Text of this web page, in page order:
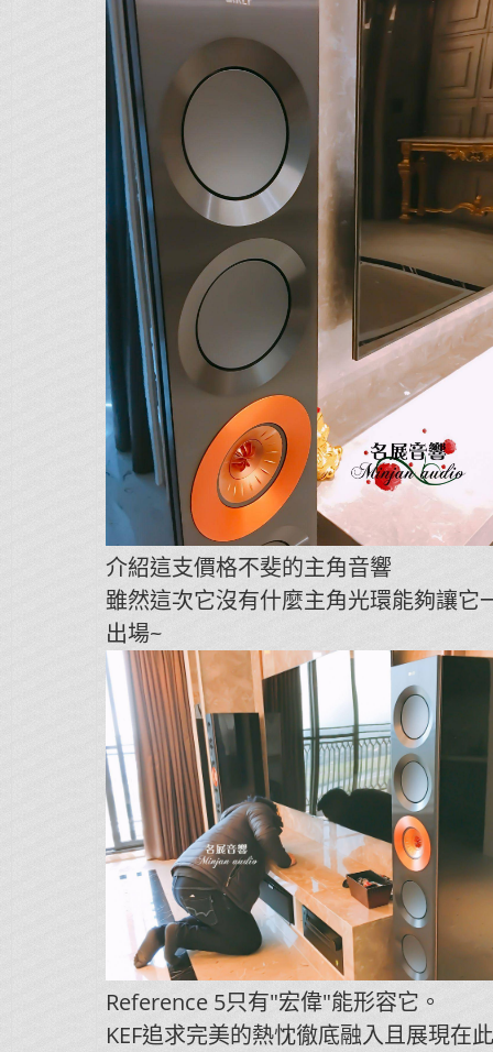
介紹這支價格不斐的主角音響
雖然這次它沒有什麼主角光環能夠讓它
出場~
Reference 5只有"宏偉"能形容它。
KEF追求完美的熱忱徹底融入且展現在